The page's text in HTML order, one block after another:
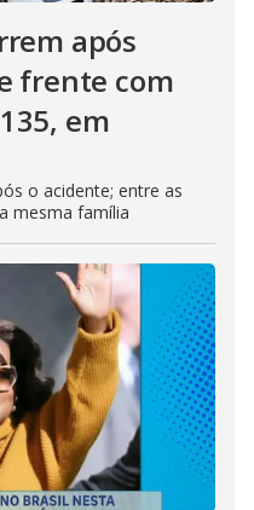
após
frente com
em
o acidente; entre as
mesma família